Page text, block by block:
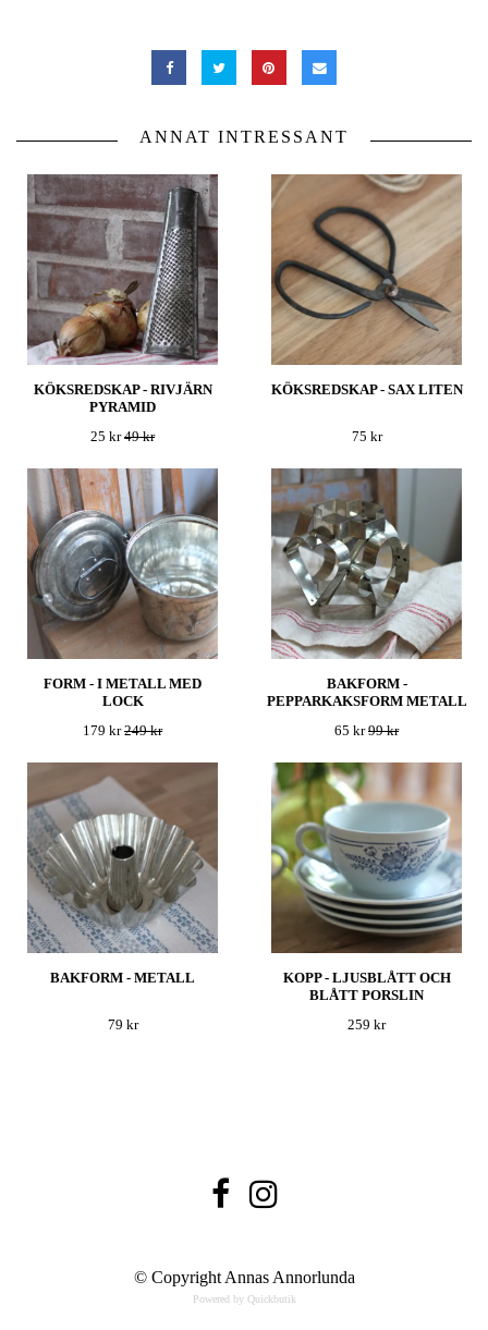
ANNAT INTRESSANT
KÖKSREDSKAP - RIVJÄRN
PYRAMID
25 kr49 kr
KÖKSREDSKAP - SAX LITEN
75 kr
FORM - I METALL MED
LOCK
179 kr249 kr
BAKFORM -
PEPPARKAKSFORM METALL
65 kr99 kr
BAKFORM - METALL
79 kr
KOPP - LJUSBLÅTT OCH
BLÅTT PORSLIN
259 kr
© Copyright Annas Annorlunda
Powered by Quickbutik